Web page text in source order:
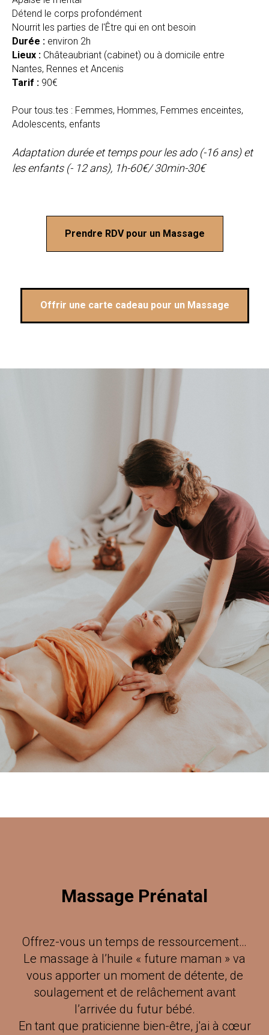
Détend le corps profondément
Nourrit les parties de l'Être qui en ont besoin
Durée : environ 2h
Lieux : Châteaubriant (cabinet) ou à domicile entre
Nantes, Rennes et Ancenis
Tarif : 90€
Pour tous.tes : Femmes, Hommes, Femmes enceintes,
Adolescents, enfants
Adaptation durée et temps pour les ado (-16 ans) et
les enfants (- 12 ans), 1h-60€/ 30min-30€
Prendre RDV pour un Massage
Offrir une carte cadeau pour un Massage
Massage Prénatal
Offrez-vous un temps de ressourcement…
Le massage à l’huile « future maman » va
vous apporter un moment de détente, de
soulagement et de relâchement avant
l’arrivée du futur bébé.
En tant que praticienne bien-être, j'ai à cœur